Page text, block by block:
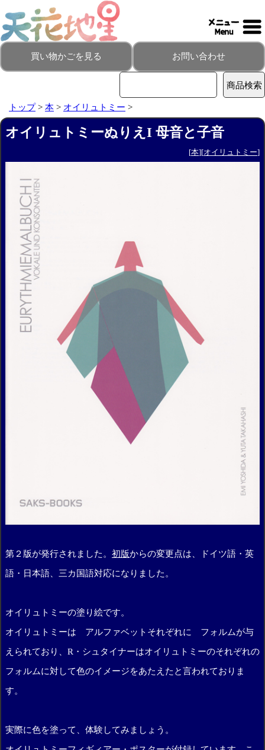
買い物かごを見る お問い合わせ
トップ> 本 > オイリュトミー >
オイリュトミーぬりえI 母音と子音
[本][オイリュトミー]
第２版が発行されました。 初版からの変更点は、ドイツ語・英
語・日本語、三カ国語対応になりました。
オイリュトミーの塗り絵です。
オイリュトミーは アルファベットそれぞれに フォルムが与
えられており、R・シュタイナーはオイリュトミーのそれぞれの
フォルムに対して色のイメージをあたえたと言われておりま
す。
実際に色を塗って、体験してみましょう。